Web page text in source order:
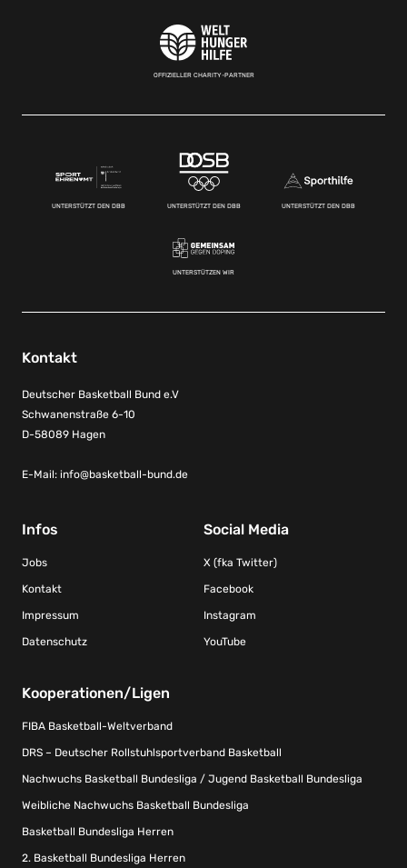
OFFIZIELLER CHARITY-PARTNER
UNTERSTÜTZT DEN DBB UNTERSTÜTZT DEN DBB UNTERSTÜTZT DEN DBB
UNTERSTÜTZEN WIR
Kontakt
Deutscher Basketball Bund e.V
Schwanenstraße 6-10
D-58089 Hagen
E-Mail: info@basketball-bund.de
Infos
Jobs
Kontakt
Impressum
Datenschutz
Social Media
X (fka Twitter)
Facebook
Instagram
YouTube
Kooperationen/Ligen
FIBA Basketball-Weltverband
DRS – Deutscher Rollstuhlsportverband Basketball
Nachwuchs Basketball Bundesliga / Jugend Basketball Bundesliga
Weibliche Nachwuchs Basketball Bundesliga
Basketball Bundesliga Herren
2. Basketball Bundesliga Herren